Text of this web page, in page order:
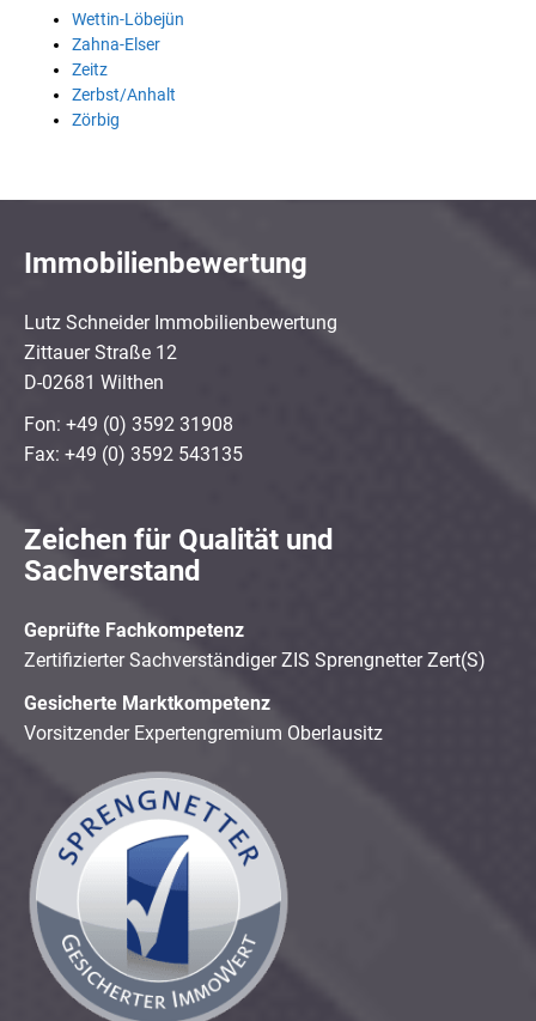
Wettin-Löbejün
Zahna-Elser
Zeitz
Zerbst/Anhalt
Zörbig
Immobilienbewertung
Lutz Schneider Immobilienbewertung
Zittauer Straße 12
D-02681 Wilthen
Fon: +49 (0) 3592 31908
Fax: +49 (0) 3592 543135
Zeichen für Qualität und
Sachverstand
Geprüfte Fachkompetenz
Zertifizierter Sachverständiger ZIS Sprengnetter Zert(S)
Gesicherte Marktkompetenz
Vorsitzender Expertengremium Oberlausitz